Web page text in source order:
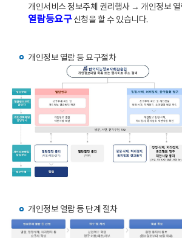
개인서비스 정보주체 권리행사 → 개인정보
열람등요구신청을 할 수 있습니다.
개인정보 열람 등 요구절차
개인정보 열람 등 단계 절차